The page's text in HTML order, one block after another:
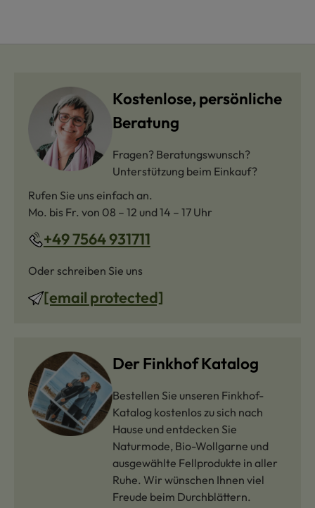
Kostenlose, persönliche
Beratung
Fragen? Beratungswunsch?
Unterstützung beim Einkauf?
Rufen Sie uns einfach an.
Mo. bis Fr. von 08 – 12 und 14 – 17 Uhr
+49 7564 931711
Oder schreiben Sie uns
[email protected]
Der Finkhof Katalog
Bestellen Sie unseren Finkhof-
Katalog kostenlos zu sich nach
Hause und entdecken Sie
Naturmode, Bio-Wollgarne und
ausgewählte Fellprodukte in aller
Ruhe. Wir wünschen Ihnen viel
Freude beim Durchblättern.